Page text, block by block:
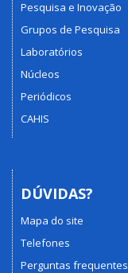
Pesquisa e Inovação
Grupos de Pesquisa
Laboratórios
Núcleos
Periódicos
CAHIS
DÚVIDAS?
Mapa do site
Telefones
Perguntas frequentes